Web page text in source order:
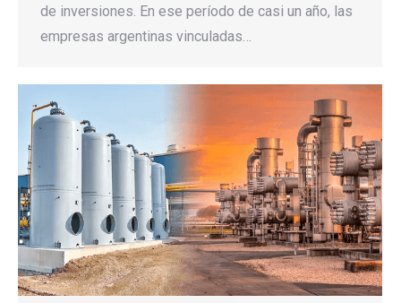
de inversiones. En ese período de casi un año, las
empresas argentinas vinculadas…